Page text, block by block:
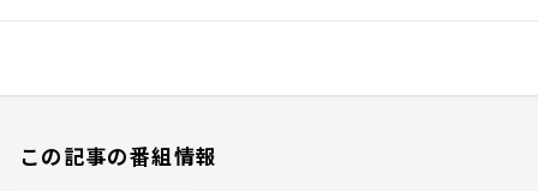
この記事の番組情報